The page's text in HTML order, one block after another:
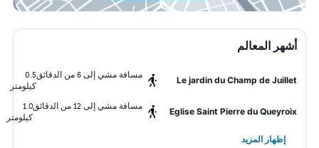
أشهر المعالم
Le jardin du Champ de Juillet
مسافة مشي إلى 6 من الدقائق
0.5
كيلومتر
Eglise Saint Pierre du Queyroix
مسافة مشي إلى 12 من الدقائق
1.0
كيلومتر
إظهار المزيد